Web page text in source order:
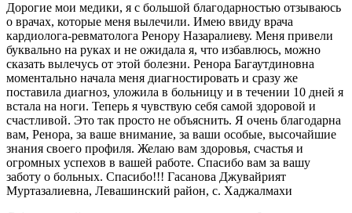
Дорогие мои медики, я с большой благодарностью отзываюсь
о врачах, которые меня вылечили. Имею ввиду врача
кардиолога-ревматолога Ренору Назаралиеву. Меня привели
буквально на руках и не ожидала я, что избавлюсь, можно
сказать вылечусь от этой болезни. Ренора Багаутдиновна
моментально начала меня диагностировать и сразу же
поставила диагноз, уложила в больницу и в течении 10 дней я
встала на ноги. Теперь я чувствую себя самой здоровой и
счастливой. Это так просто не объяснить. Я очень благодарна
вам, Ренора, за ваше внимание, за ваши особые, высочайшие
знания своего профиля. Желаю вам здоровья, счастья и
огромных успехов в вашей работе. Спасибо вам за вашу
заботу о больных. Спасибо!!! Гасанова Джувайрият
Муртазалиевна, Левашинский район, с. Хаджалмахи